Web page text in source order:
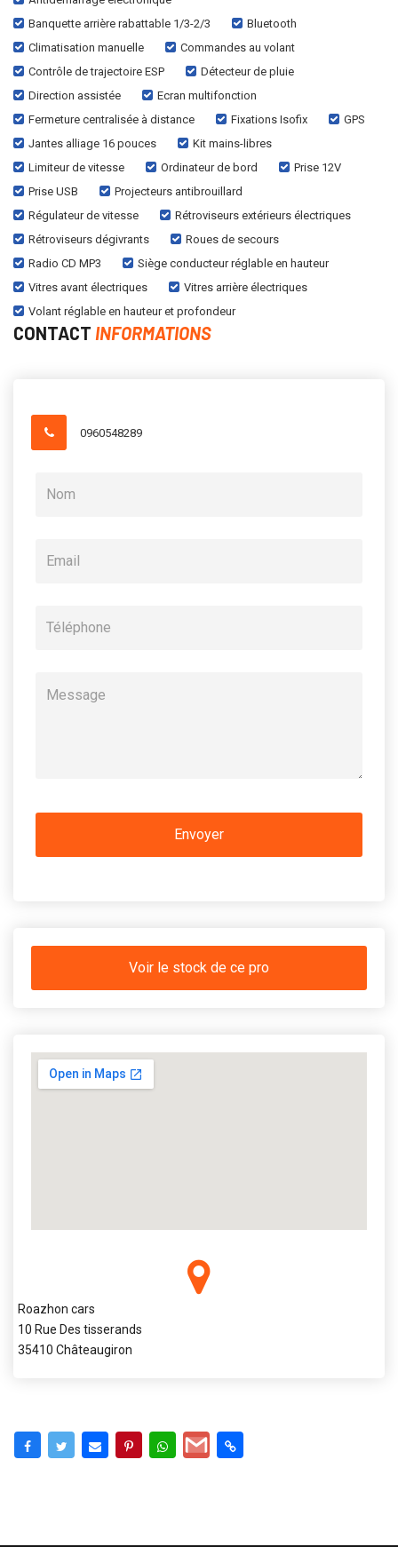
Banquette arrière rabattable 1/3-2/3
Bluetooth
Climatisation manuelle
Commandes au volant
Contrôle de trajectoire ESP
Détecteur de pluie
Direction assistée
Ecran multifonction
Fermeture centralisée à distance
Fixations Isofix
GPS
Jantes alliage 16 pouces
Kit mains-libres
Limiteur de vitesse
Ordinateur de bord
Prise 12V
Prise USB
Projecteurs antibrouillard
Régulateur de vitesse
Rétroviseurs extérieurs électriques
Rétroviseurs dégivrants
Roues de secours
Radio CD MP3
Siège conducteur réglable en hauteur
Vitres avant électriques
Vitres arrière électriques
Volant réglable en hauteur et profondeur
CONTACT INFORMATIONS
0960548289
Voir le stock de ce pro
Roazhon cars
10 Rue Des tisserands
35410 Châteaugiron